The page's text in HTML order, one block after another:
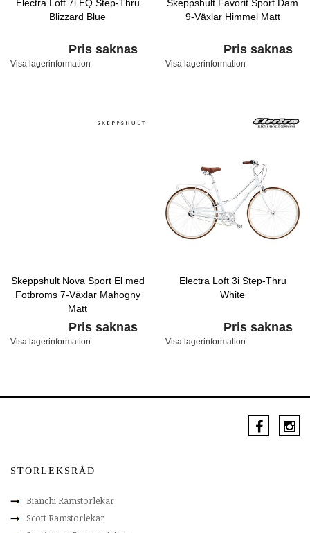
Electra Loft 7i EQ Step-Thru
Blizzard Blue
Pris saknas
Visa lagerinformation
Skeppshult Favorit Sport Dam
9-Växlar Himmel Matt
Pris saknas
Visa lagerinformation
Skeppshult Nova Sport El med
Fotbroms 7-Växlar Mahogny
Matt
Pris saknas
Visa lagerinformation
Electra Loft 3i Step-Thru
White
Pris saknas
Visa lagerinformation
STORLEKSRÅD
Bianchi Ramstorlekar
Scott Ramstorlekar